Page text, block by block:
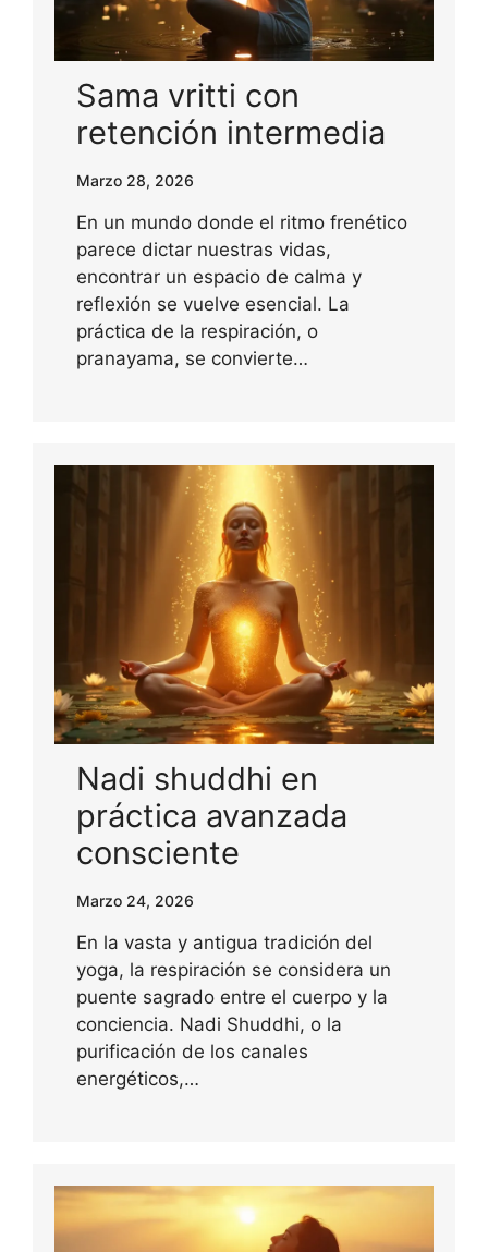
Sama vritti con
retención intermedia
Marzo 28, 2026
En un mundo donde el ritmo frenético
parece dictar nuestras vidas,
encontrar un espacio de calma y
reflexión se vuelve esencial. La
práctica de la respiración, o
pranayama, se convierte…
Nadi shuddhi en
práctica avanzada
consciente
Marzo 24, 2026
En la vasta y antigua tradición del
yoga, la respiración se considera un
puente sagrado entre el cuerpo y la
conciencia. Nadi Shuddhi, o la
purificación de los canales
energéticos,…